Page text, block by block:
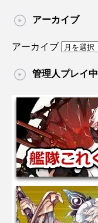
アーカイブ
アーカイブ
管理人プレイ中